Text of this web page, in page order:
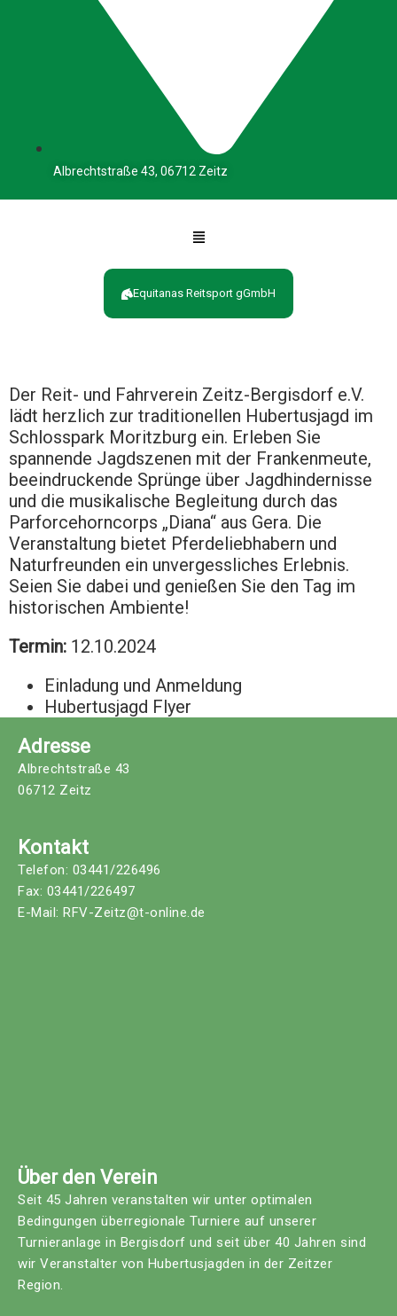
Albrechtstraße 43, 06712 Zeitz
Equitanas Reitsport gGmbH
Der Reit- und Fahrverein Zeitz-Bergisdorf e.V.
lädt herzlich zur traditionellen Hubertusjagd im
Schlosspark Moritzburg ein. Erleben Sie
spannende Jagdszenen mit der Frankenmeute,
beeindruckende Sprünge über Jagdhindernisse
und die musikalische Begleitung durch das
Parforcehorncorps „Diana“ aus Gera. Die
Veranstaltung bietet Pferdeliebhabern und
Naturfreunden ein unvergessliches Erlebnis.
Seien Sie dabei und genießen Sie den Tag im
historischen Ambiente!
Termin: 12.10.2024
Einladung und Anmeldung
Hubertusjagd Flyer
Adresse
Albrechtstraße 43
06712 Zeitz
Kontakt
Telefon: 03441/226496
Fax: 03441/226497
E-Mail: RFV-Zeitz@t-online.de
Über den Verein
Seit 45 Jahren veranstalten wir unter optimalen
Bedingungen überregionale Turniere auf unserer
Turnieranlage in Bergisdorf und seit über 40 Jahren sind
wir Veranstalter von Hubertusjagden in der Zeitzer
Region.